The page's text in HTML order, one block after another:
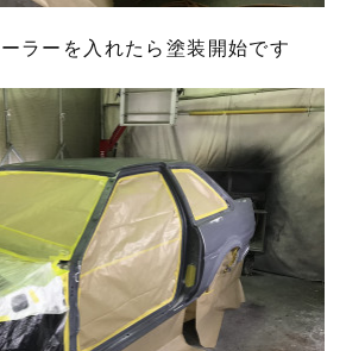
ラーを入れたら塗装開始です